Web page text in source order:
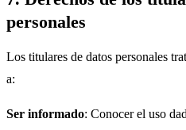
personales
Los titulares de datos personales
a:
Ser informado: Conocer el uso